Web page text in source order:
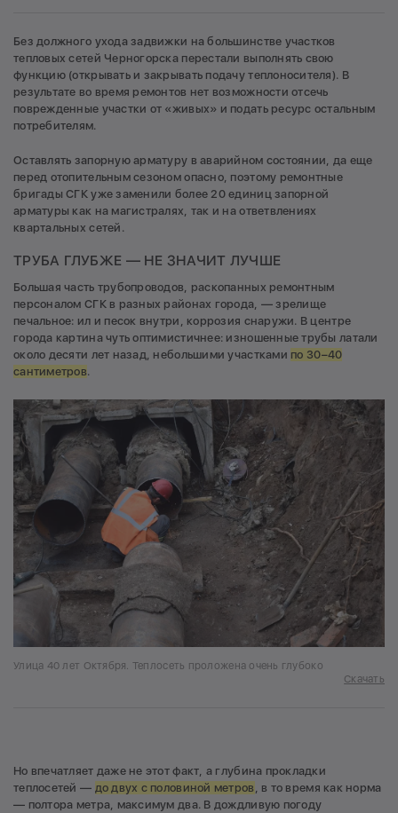
Без должного ухода задвижки на большинстве участков
тепловых сетей Черногорска перестали выполнять свою
функцию (открывать и закрывать подачу теплоносителя). В
результате во время ремонтов нет возможности отсечь
поврежденные участки от «живых» и подать ресурс остальным
потребителям.
Оставлять запорную арматуру в аварийном состоянии, да еще
перед отопительным сезоном опасно, поэтому ремонтные
бригады СГК уже заменили более 20 единиц запорной
арматуры как на магистралях, так и на ответвлениях
квартальных сетей.
ТРУБА ГЛУБЖЕ — НЕ ЗНАЧИТ ЛУЧШЕ
Большая часть трубопроводов, раскопанных ремонтным
персоналом СГК в разных районах города, — зрелище
печальное: ил и песок внутри, коррозия снаружи. В центре
города картина чуть оптимистичнее: изношенные трубы латали
около десяти лет назад, небольшими участками по 30–40
сантиметров.
Улица 40 лет Октября. Теплосеть проложена очень глубоко
Скачать
Но впечатляет даже не этот факт, а глубина прокладки
теплосетей — до двух с половиной метров
, в то время как норма
— полтора метра, максимум два. В дождливую погоду